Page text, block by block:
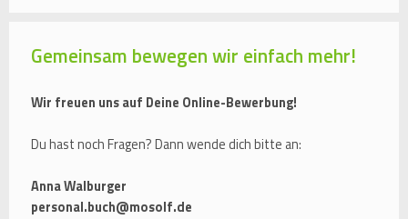
Gemeinsam bewegen wir einfach mehr!
Wir freuen uns auf Deine Online-Bewerbung!
Du hast noch Fragen? Dann wende dich bitte an:
Anna Walburger
personal.buch@mosolf.de